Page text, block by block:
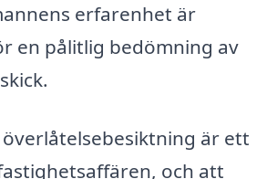
erfarenhet är
en pålitlig bedömning av
är ett
och att